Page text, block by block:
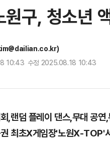
원구, 청소년
10:43 수정 2025.08.18 10:43
,랜덤 플레이 댄스,무대 공
최초X게임장'노원X-TOP'